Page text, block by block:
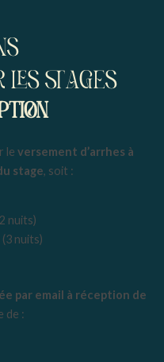
STAGES
le versement d’arrhes à
stage, soit :
nuits)
(3 nuits)
par email à réception de
de :